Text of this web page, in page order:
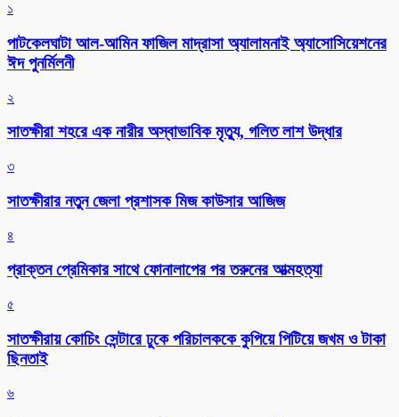
১
পাটকেলঘাটা আল-আমিন ফাজিল মাদ্রাসা অ্যালামনাই অ্যাসোসিয়েশনের
ঈদ পুনর্মিলনী
২
সাতক্ষীরা শহরে এক নারীর অস্বাভাবিক মৃত্যু, গলিত লাশ উদ্ধার
৩
সাতক্ষীরার নতুন জেলা প্রশাসক মিজ কাউসার আজিজ
৪
প্রাক্তন প্রেমিকার সাথে ফোনালাপের পর তরুনের আত্মহত্যা
৫
সাতক্ষীরায় কোচিং সেন্টারে ঢুকে পরিচালককে কুপিয়ে পিটিয়ে জখম ও টাকা
ছিনতাই
৬